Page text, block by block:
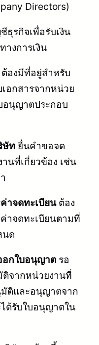
Directors)
ธุรกิจเพื่อรับเงิน
างการเงิน
ต้องมีที่อยู่สำหรับ
อกสารจากหน่วย
อนุญาตประกอบ
ษัท ยื่นคำขอจด
นที่เกี่ยวข้อง เช่น
าจดทะเบียนต้อง
าจดทะเบียนตามที่
นด
อกใบอนุญาต รอ
จากหน่วยงานที่
มัติและอนุญาตจาก
ด้รับใบอนุญาตใน